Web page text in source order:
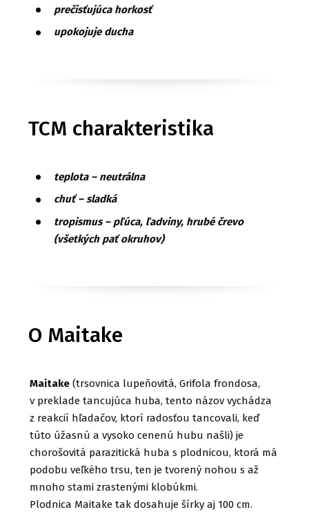
prečisťujúca horkosť
upokojuje ducha
TCM charakteristika
teplota – neutrálna
chuť – sladká
tropismus – pľúca, ľadviny, hrubé črevo
(všetkých pať okruhov)
O Maitake
Maitake(trsovnica lupeňovitá, Grifola frondosa,
v preklade tancujúca huba, tento názov vychádza
z reakcií hľadačov, ktorí radosťou tancovali, keď
túto úžasnú a vysoko cenenú hubu našli) je
chorošovitá parazitická huba s plodnicou, ktorá má
podobu veľkého trsu, ten je tvorený nohou s až
mnoho stami zrastenými klobúkmi.
Plodnica Maitake tak dosahuje šírky aj 100 cm.